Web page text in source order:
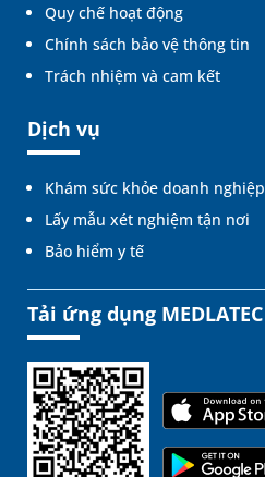
Quy chế hoạt động
Chính sách bảo vệ thông tin
Trách nhiệm và cam kết
Dịch vụ
Khám sức khỏe doanh nghiệp
Lấy mẫu xét nghiệm tận nơi
Bảo hiểm y tế
Tải ứng dụng MEDLATEC